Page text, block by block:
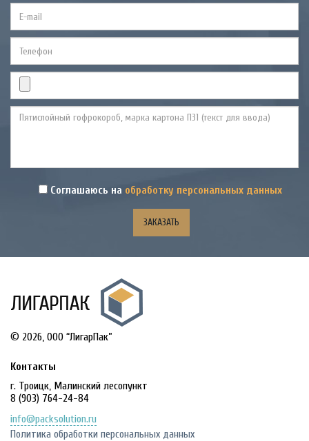
Соглашаюсь на обработку персональных данных
© 2026, OOO “ЛигарПак”
Контакты
г. Троицк, Малинский лесопункт
8 (903) 764-24-84
info@packsolution.ru
Политика обработки персональных данных